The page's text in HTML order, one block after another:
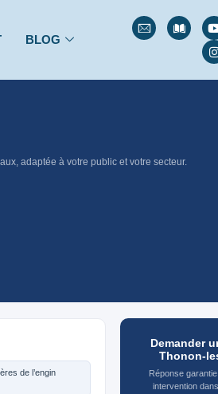
BLOG
adaptée à votre public et votre secteur.
de l’engin
Demander
Thonon-
Réponse
intervention